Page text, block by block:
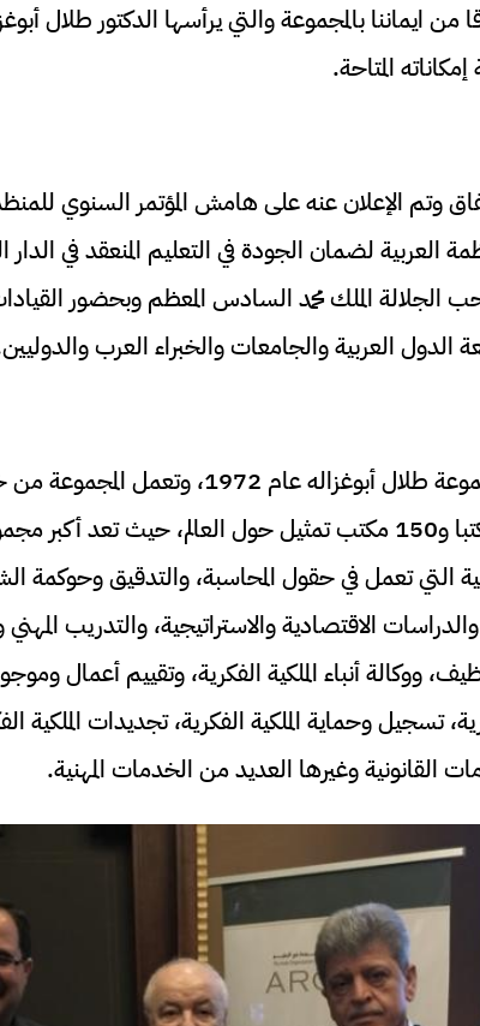
من ايماننا بالمجموعة والتي يرأسها الدكتور طلال
المتاحة.
وتم الإعلان عنه على هامش المؤتمر السنوي
العربية لضمان الجودة في التعليم المنعقد في الدار
الجلالة الملك محمد السادس المعظم وبحضور
الدول العربية والجامعات والخبراء العرب
وتأسست مجموعة طلال أبوغزاله عام 1972،
عددها 80 مكتبا و150 مكتب تمثيل حول العالم، حيث تعد
التي تعمل في حقول المحاسبة، والتدقيق وحوكمة
الاقتصادية والاستراتيجية، والتدريب المهني
ووكالة أنباء الملكية الفكرية، وتقييم أعمال
تسجيل وحماية الملكية الفكرية، تجديدات الملكية
القانونية وغيرها العديد من الخدمات المهنية.